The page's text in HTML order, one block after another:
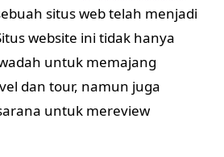
situs web telah menjadi
website ini tidak hanya
untuk memajang
dan tour, namun juga
untuk mereview